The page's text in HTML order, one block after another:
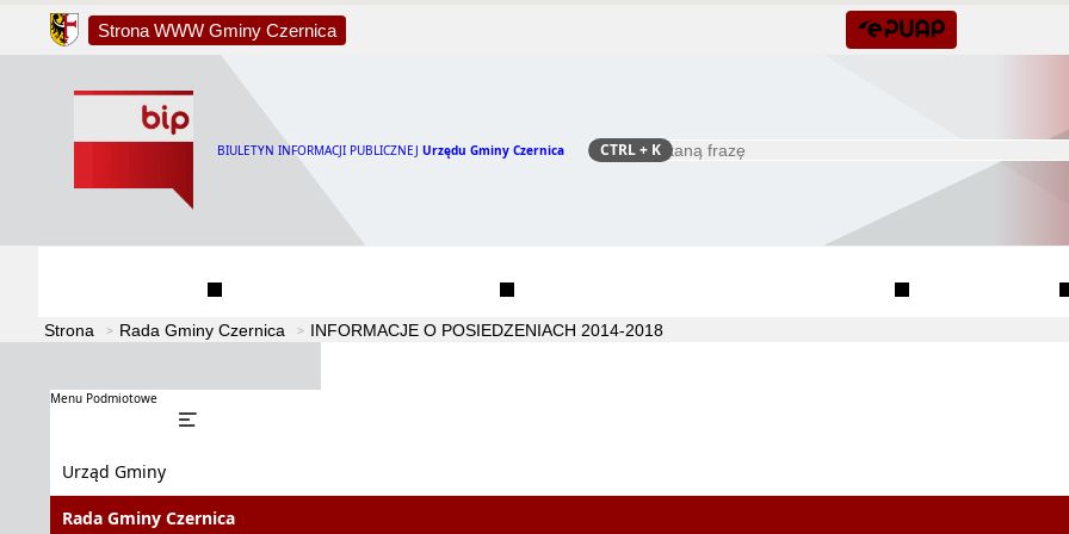
Strona WWW Gminy Czernica
BIULETYN INFORMACJI PUBLICZNEJ Urzędu Gminy Czernica Szukaj
CTRL+ K
Strona Rada Gminy Czernica INFORMACJE O POSIEDZENIACH 2014-2018
Menu Podmiotowe
Urząd Gminy
Rada Gminy Czernica